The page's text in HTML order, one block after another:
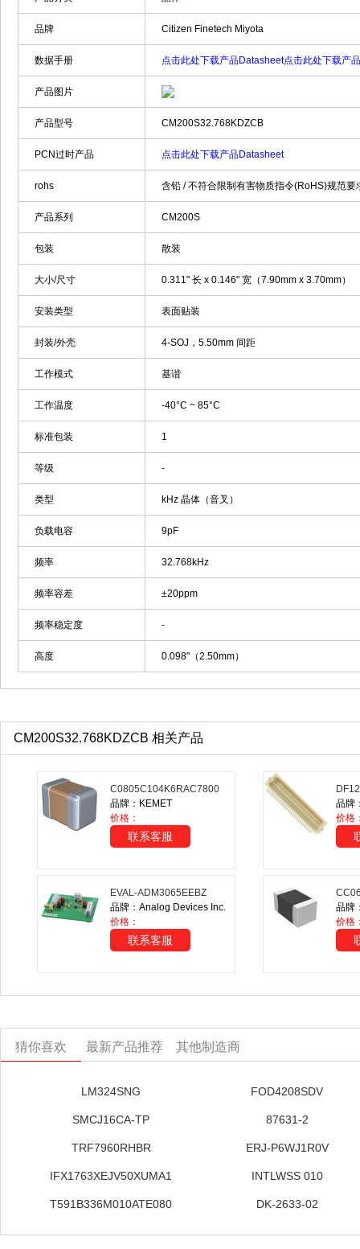
品牌 Citizen Finetech Miyota
数据手册 点击此处下载产品Datasheet点击此处下载产
产品图片
产品型号 CM200S32.768KDZCB
PCN过时产品 点击此处下载产品Datasheet
rohs 含铅 / 不符合限制有害物质指令(RoHS)规范要
产品系列 CM200S
包装 散装
大小/尺寸 0.311" 长 x 0.146" 宽（7.90mm x 3.70mm）
安装类型 表面贴装
封装/外壳 4-SOJ，5.50mm 间距
工作模式 基谐
工作温度 -40°C ~ 85°C
标准包装 1
等级 -
类型 kHz 晶体（音叉）
负载电容 9pF
频率 32.768kHz
频率容差 ±20ppm
频率稳定度 -
高度 0.098"（2.50mm）
CM200S32.768KDZCB 相关产品
C0805C104K6RAC7800
品牌：KEMET
价格：
联系客服
品牌
价格
EVAL-ADM3065EEBZ
品牌：Analog Devices Inc.
价格：
联系客服
品牌
价格
猜你喜欢 最新产品推荐 其他制造商
LM324SNG FOD4208SDV
SMCJ16CA-TP 87631-2
TRF7960RHBR ERJ-P6WJ1R0V
IFX1763XEJV50XUMA1 INTLWSS 010
T591B336M010ATE080 DK-2633-02